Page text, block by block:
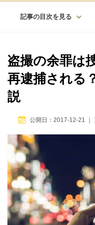
記事の目次を見る
都道府県から探す
北海道・東北
北海道
北陸・甲信越
新潟
関東
茨城 栃木
東海
岐阜 静岡 愛知
盗撮の余罪は
再逮捕される
説
公開日：2017-12-21 ｜